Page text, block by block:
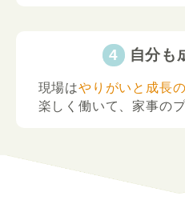
自分も
現場はやりがいと成長
楽しく働いて、家事の